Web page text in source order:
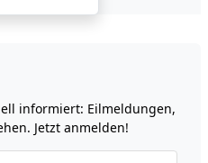
informiert: Eilmeldungen,
Jetzt anmelden!